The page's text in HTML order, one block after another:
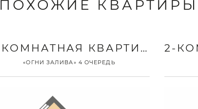
ПОХОЖИЕ КВАРТИРЫ
2-КОМНАТНАЯ КВАРТИРА
«ОГНИ ЗАЛИВА» 4 ОЧЕРЕДЬ